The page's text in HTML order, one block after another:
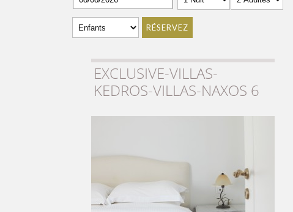
RÉSERVEZ
EXCLUSIVE-VILLAS-
KEDROS-VILLAS-NAXOS 6